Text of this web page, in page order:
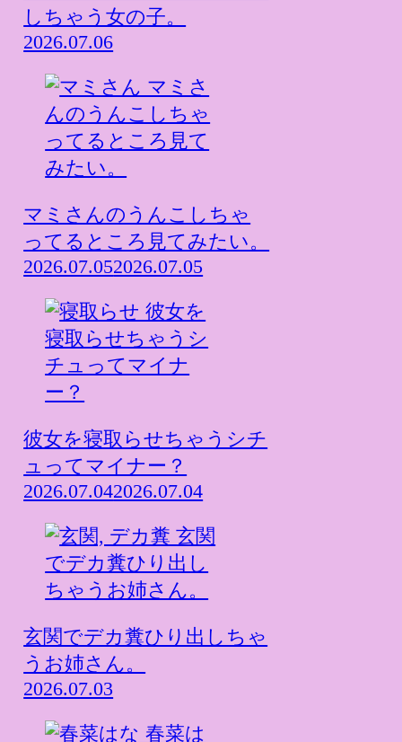
しちゃう女の子。
2026.07.06
マミさんのうんこしちゃ
ってるところ見てみたい。
2026.07.052026.07.05
彼女を寝取らせちゃうシチ
ュってマイナー？
2026.07.042026.07.04
玄関でデカ糞ひり出しちゃ
うお姉さん。
2026.07.03